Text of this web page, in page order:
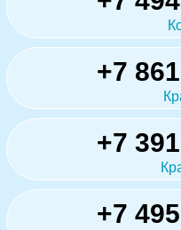
+7
+7
+7